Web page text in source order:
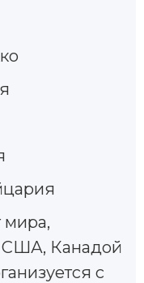
мира,
США, Канадой
с